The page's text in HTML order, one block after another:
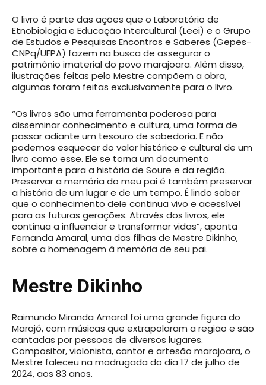
O livro é parte das ações que o Laboratório de
Etnobiologia e Educação Intercultural (Leei) e o Grupo
de Estudos e Pesquisas Encontros e Saberes (Gepes-
CNPq/UFPA) fazem na busca de assegurar o
patrimônio imaterial do povo marajoara. Além disso,
ilustrações feitas pelo Mestre compõem a obra,
algumas foram feitas exclusivamente para o livro.
“Os livros são uma ferramenta poderosa para
disseminar conhecimento e cultura, uma forma de
passar adiante um tesouro de sabedoria. E não
podemos esquecer do valor histórico e cultural de um
livro como esse. Ele se torna um documento
importante para a história de Soure e da região.
Preservar a memória do meu pai é também preservar
a história de um lugar e de um tempo. É lindo saber
que o conhecimento dele continua vivo e acessível
para as futuras gerações. Através dos livros, ele
continua a influenciar e transformar vidas”, aponta
Fernanda Amaral, uma das filhas de Mestre Dikinho,
sobre a homenagem à memória de seu pai.
Mestre Dikinho
Raimundo Miranda Amaral foi uma grande figura do
Marajó, com músicas que extrapolaram a região e são
cantadas por pessoas de diversos lugares.
Compositor, violonista, cantor e artesão marajoara, o
Mestre faleceu na madrugada do dia 17 de julho de
2024, aos 83 anos.